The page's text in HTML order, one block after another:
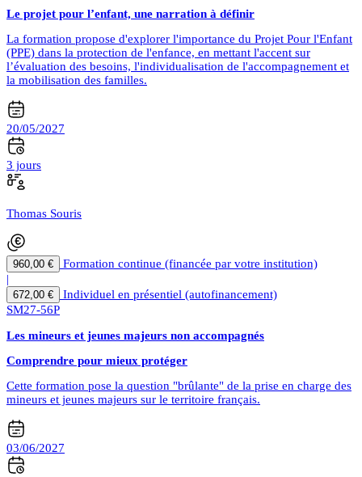
Le projet pour l’enfant, une narration à définir
La formation propose d'explorer l'importance du Projet Pour l'Enfant
(PPE) dans la protection de l'enfance, en mettant l'accent sur
l’évaluation des besoins, l'individualisation de l'accompagnement et
la mobilisation des familles.
20/05/2027
3 jours
Thomas Souris
960,00 €
Formation continue (financée par votre institution)
|
672,00 €
Individuel en présentiel (autofinancement)
SM27-56P
Les mineurs et jeunes majeurs non accompagnés
Comprendre pour mieux protéger
Cette formation pose la question "brûlante" de la prise en charge des
mineurs et jeunes majeurs sur le territoire français.
03/06/2027